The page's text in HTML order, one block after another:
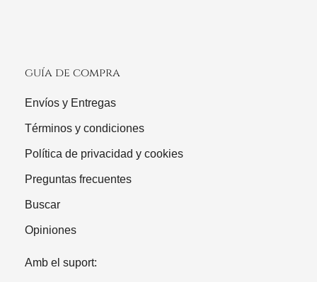
guía de compra
Envíos y Entregas
Términos y condiciones
Política de privacidad y cookies
Preguntas frecuentes
Buscar
Opiniones
Amb el suport: